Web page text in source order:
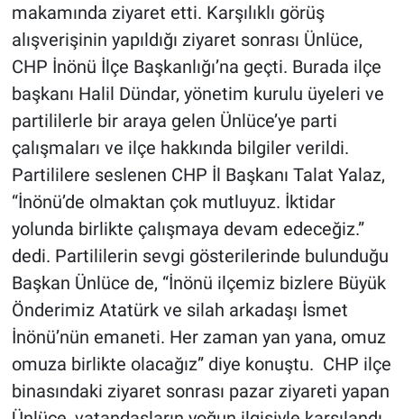
makamında ziyaret etti. Karşılıklı görüş
alışverişinin yapıldığı ziyaret sonrası Ünlüce,
CHP İnönü İlçe Başkanlığı’na geçti. Burada ilçe
başkanı Halil Dündar, yönetim kurulu üyeleri ve
partililerle bir araya gelen Ünlüce’ye parti
çalışmaları ve ilçe hakkında bilgiler verildi.
Partililere seslenen CHP İl Başkanı Talat Yalaz,
“İnönü’de olmaktan çok mutluyuz. İktidar
yolunda birlikte çalışmaya devam edeceğiz.”
dedi. Partililerin sevgi gösterilerinde bulunduğu
Başkan Ünlüce de, “İnönü ilçemiz bizlere Büyük
Önderimiz Atatürk ve silah arkadaşı İsmet
İnönü’nün emaneti. Her zaman yan yana, omuz
omuza birlikte olacağız” diye konuştu. CHP ilçe
binasındaki ziyaret sonrası pazar ziyareti yapan